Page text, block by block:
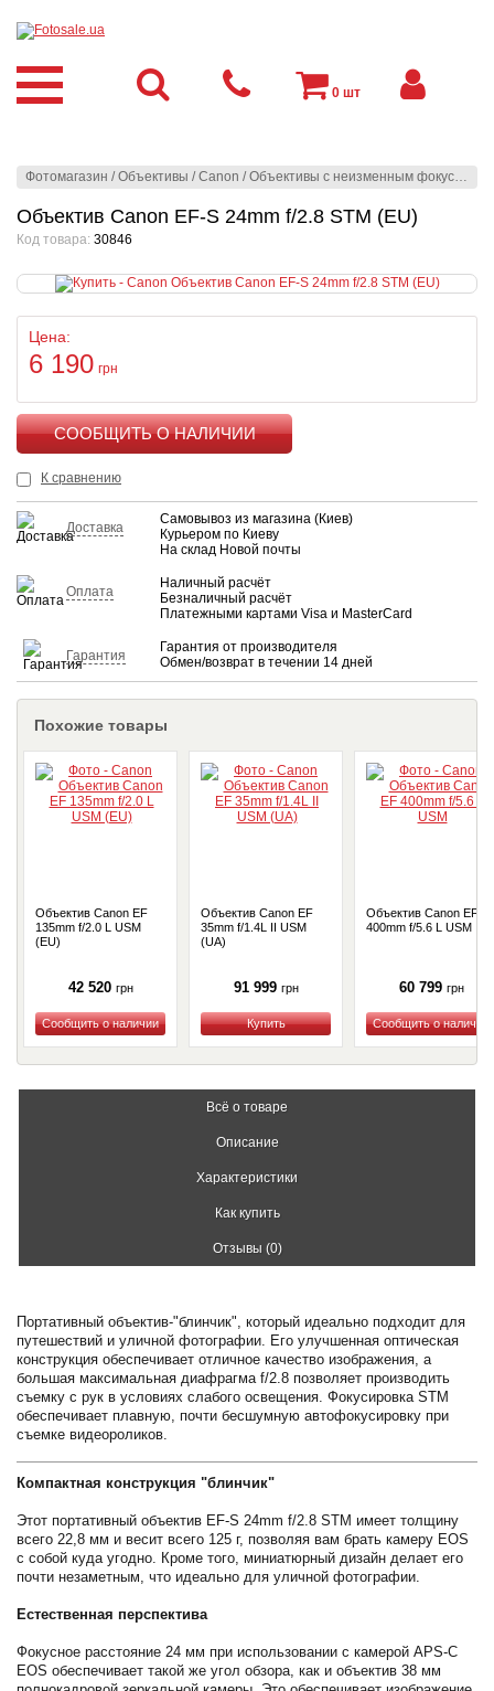
Фотомагазин /Объективы /Canon /Объективы с неизменным фокусным расстоянием
Объектив Canon EF-S 24mm f/2.8 STM (EU)
Код товара: 30846
Цена:
6 190 грн
К сравнению
Доставка
Самовывоз из магазина (Киев)
Курьером по Киеву
На склад Новой почты
Оплата
Наличный расчёт
Безналичный расчёт
Платежными картами Visa и MasterCard
Гарантия
Гарантия от производителя
Обмен/возврат в течении 14 дней
Похожие товары
Объектив Canon EF
135mm f/2.0 L USM
(EU)
42 520 грн
Купить
Объектив Canon EF
35mm f/1.4L II USM
(UA)
91 999 грн
Купить
Объектив Canon EF
400mm f/5.6 L USM
60 799 грн
Купить
Всё о товаре
Описание
Характеристики
Как купить
Отзывы (0)
Портативный объектив-"блинчик", который идеально подходит для
путешествий и уличной фотографии. Его улучшенная оптическая
конструкция обеспечивает отличное качество изображения, а
большая максимальная диафрагма f/2.8 позволяет производить
съемку с рук в условиях слабого освещения. Фокусировка STM
обеспечивает плавную, почти бесшумную автофокусировку при
съемке видеороликов.
Компактная конструкция "блинчик"
Этот портативный объектив EF-S 24mm f/2.8 STM имеет толщину
всего 22,8 мм и весит всего 125 г, позволяя вам брать камеру EOS
с собой куда угодно. Кроме того, миниатюрный дизайн делает его
почти незаметным, что идеально для уличной фотографии.
Естественная перспектива
Фокусное расстояние 24 мм при использовании с камерой APS-C
EOS обеспечивает такой же угол обзора, как и объектив 38 мм
0 шт